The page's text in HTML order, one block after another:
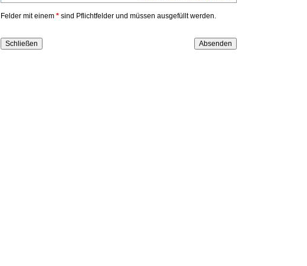
Felder mit einem * sind Pflichtfelder und müssen ausgefüllt werden.